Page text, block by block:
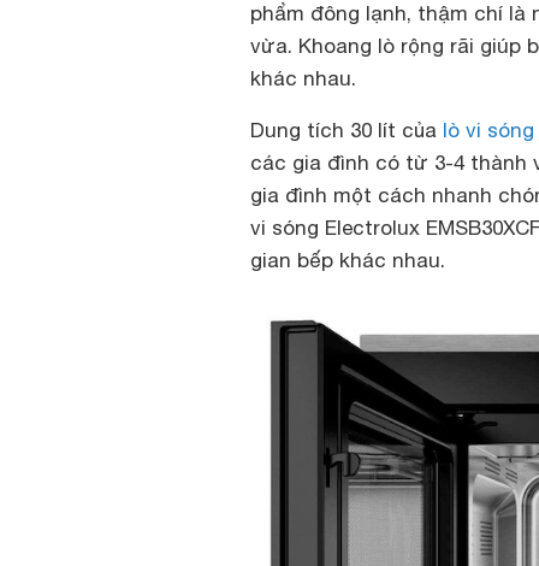
phẩm đông lạnh, thậm chí
vừa. Khoang lò rộng rãi giúp
khác nhau.
Dung tích 30 lít của lò vi
các gia đình có từ 3-4 thành
gia đình một cách nhanh
vi sóng Electrolux
gian bếp khác nhau.